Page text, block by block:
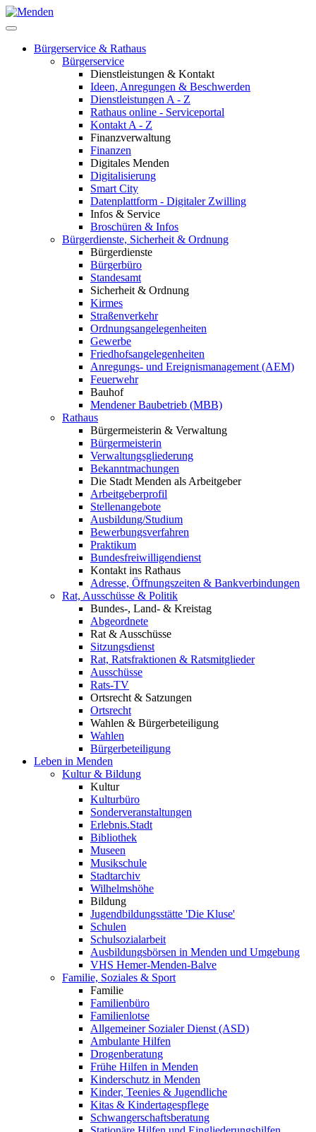
Bürgerservice & Rathaus
Bürgerservice
Dienstleistungen & Kontakt
Ideen, Anregungen & Beschwerden
Dienstleistungen A - Z
Rathaus online - Serviceportal
Kontakt A - Z
Finanzverwaltung
Finanzen
Digitales Menden
Digitalisierung
Smart City
Datenplattform - Digitaler Zwilling
Infos & Service
Broschüren & Infos
Bürgerdienste, Sicherheit & Ordnung
Bürgerdienste
Bürgerbüro
Standesamt
Sicherheit & Ordnung
Kirmes
Straßenverkehr
Ordnungsangelegenheiten
Gewerbe
Friedhofsangelegenheiten
Anregungs- und Ereignismanagement (AEM)
Feuerwehr
Bauhof
Mendener Baubetrieb (MBB)
Rathaus
Bürgermeisterin & Verwaltung
Bürgermeisterin
Verwaltungsgliederung
Bekanntmachungen
Die Stadt Menden als Arbeitgeber
Arbeitgeberprofil
Stellenangebote
Ausbildung/Studium
Bewerbungsverfahren
Praktikum
Bundesfreiwilligendienst
Kontakt ins Rathaus
Adresse, Öffnungszeiten & Bankverbindungen
Rat, Ausschüsse & Politik
Bundes-, Land- & Kreistag
Abgeordnete
Rat & Ausschüsse
Sitzungsdienst
Rat, Ratsfraktionen & Ratsmitglieder
Ausschüsse
Rats-TV
Ortsrecht & Satzungen
Ortsrecht
Wahlen & Bürgerbeteiligung
Wahlen
Bürgerbeteiligung
Leben in Menden
Kultur & Bildung
Kultur
Kulturbüro
Sonderveranstaltungen
Erlebnis.Stadt
Bibliothek
Museen
Musikschule
Stadtarchiv
Wilhelmshöhe
Bildung
Jugendbildungsstätte 'Die Kluse'
Schulen
Schulsozialarbeit
Ausbildungsbörsen in Menden und Umgebung
VHS Hemer-Menden-Balve
Familie, Soziales & Sport
Familie
Familienbüro
Familienlotse
Allgemeiner Sozialer Dienst (ASD)
Ambulante Hilfen
Drogenberatung
Frühe Hilfen in Menden
Kinderschutz in Menden
Kinder, Teenies & Jugendliche
Kitas & Kindertagespflege
Schwangerschaftsberatung